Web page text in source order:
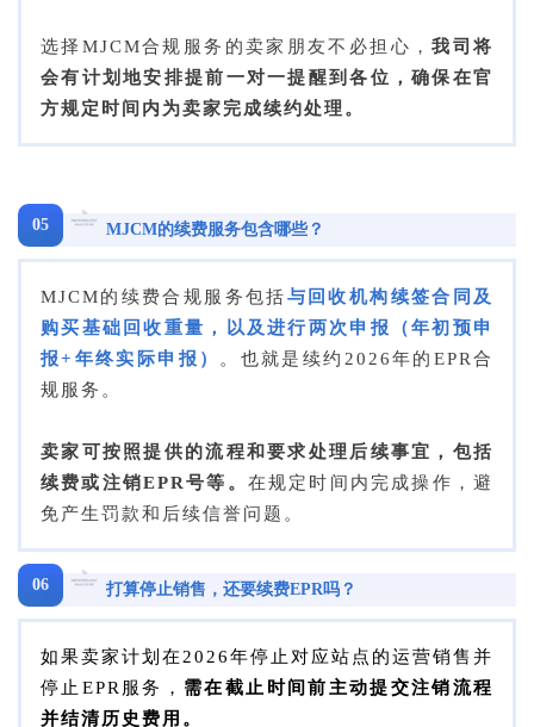
选择MJCM合规服务的卖家朋友不必担心，我司将
会有计划地安排提前一对一提醒到各位，确保在官
方规定时间内为卖家完成续约处理。
05 MJCM的续费服务包含哪些？
MJCM的续费合规服务包括与回收机构续签合同及
购买基础回收重量，以及进行两次申报（年初预申
报+年终实际申报）
。也就是续约2026年的EPR合
规服务。
卖家可按照提供的流程和要求处理后续事宜，包括
续费或注销EPR号等。 在规定时间内完成操作，避
免产生罚款和后续信誉问题。
06 打算停止销售，还要续费EPR吗？
如果卖家计划在2026年停止对应站点的运营销售并
停止EPR服务， 需在截止时间前主动提交注销流程
并结清历史费用。